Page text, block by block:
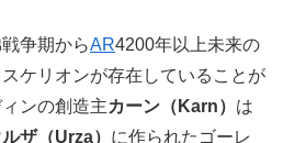
争期からAR4200年以上未来の
ケリオンが存在していることが
ンの創造主カーン（Karn） は
ザ（Urza） に作られたゴーレ